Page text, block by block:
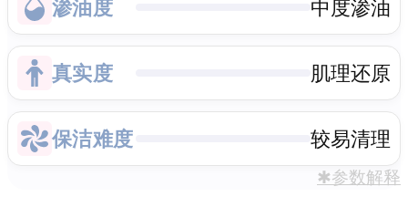
渗油度 中度渗油
真实度 肌理还原
保洁难度 较易清理
✱参数解释